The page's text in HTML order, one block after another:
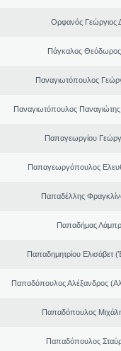
Ορφανός Γεώργιος
Πάγκαλος
Παναγιωτόπουλος
Παναγιωτόπουλος
Παπαγεωργίου
Παπαγεωργόπουλος
Παπαδέλλης
Παπαδήμας
Παπαδημητρίου Ελισάβετ
Παπαδόπουλος Αλέξανδρος
Παπαδόπουλος
Παπαδόπουλος